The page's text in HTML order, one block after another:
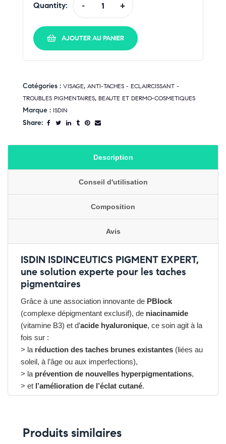
Quantity: - +
AJOUTER AU PANIER
Catégories : VISAGE, ANTI-TACHES - ECLAIRCISSANT -
TROUBLES PIGMENTAIRES, BEAUTE ET DERMO-COSMETIQUES
Marque : ISDIN
Share:
Description
Conseil d'utilisation
Composition
Avis
ISDIN ISDINCEUTICS PIGMENT EXPERT,
une solution experte pour les taches
pigmentaires
Grâce à une association innovante de PBlock
(complexe dépigmentant exclusif), de niacinamide
(vitamine B3) et d’acide hyaluronique, ce soin agit à la
fois sur :
> la réduction des taches brunes existantes (liées au
soleil, à l’âge ou aux imperfections),
> la prévention de nouvelles hyperpigmentations,
> et l’amélioration de l’éclat cutané.
Avantages du ISDIN ISDINCEUTICS PIGMENT
Produits similaires